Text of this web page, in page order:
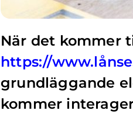
När det kommer
https://
grundläggande
kommer